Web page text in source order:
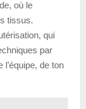
où le
tissus.
qui
par
l’équipe, de ton